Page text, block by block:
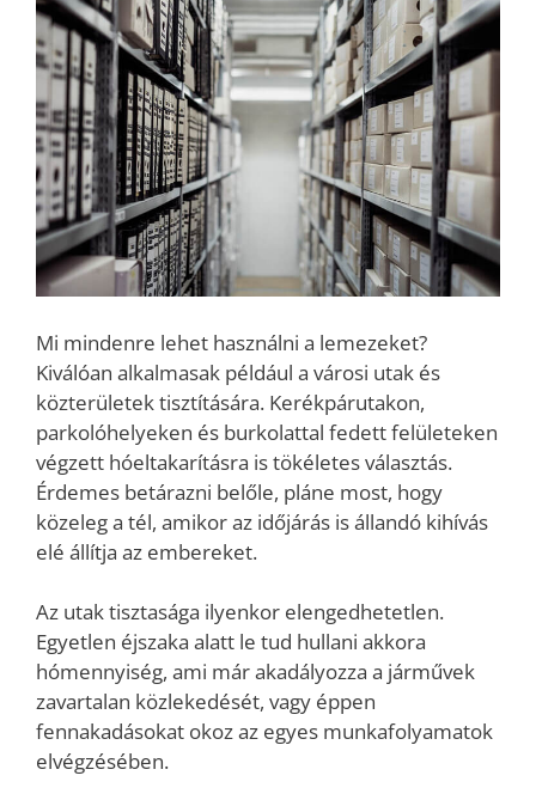
Mi mindenre lehet használni a lemezeket?
Kiválóan alkalmasak például a városi utak és
közterületek tisztítására. Kerékpárutakon,
parkolóhelyeken és burkolattal fedett felületeken
végzett hóeltakarításra is tökéletes választás.
Érdemes betárazni belőle, pláne most, hogy
közeleg a tél, amikor az időjárás is állandó kihívás
elé állítja az embereket.
Az utak tisztasága ilyenkor elengedhetetlen.
Egyetlen éjszaka alatt le tud hullani akkora
hómennyiség, ami már akadályozza a járművek
zavartalan közlekedését, vagy éppen
fennakadásokat okoz az egyes munkafolyamatok
elvégzésében.